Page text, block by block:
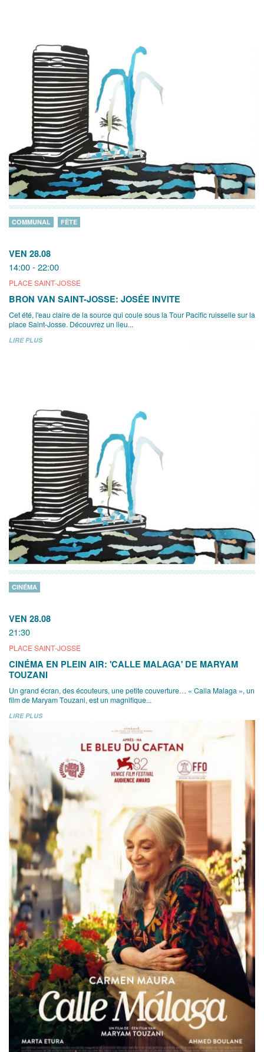
VEN 28.08
14:00 - 22:00
PLACE SAINT-JOSSE
COMMUNAL FÊTE
BRON VAN SAINT-JOSSE: JOSÉE INVITE
Cet été, l'eau claire de la source qui coule sous la Tour Pacific ruisselle sur la
place Saint-Josse. Découvrez un lieu...
LIRE PLUS
VEN 28.08
21:30
PLACE SAINT-JOSSE
CINÉMA
CINÉMA EN PLEIN AIR: 'CALLE MALAGA' DE MARYAM
TOUZANI
Un grand écran, des écouteurs, une petite couverture… « Calla Malaga », un
film de Maryam Touzani, est un magnifique...
LIRE PLUS